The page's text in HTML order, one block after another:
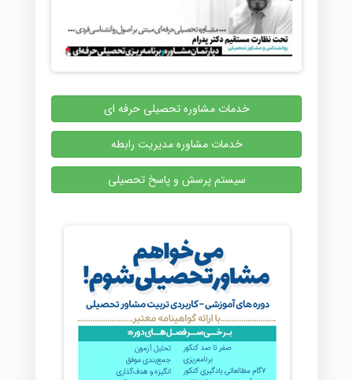
خدمات مشاوره تحصیلی حرفه ای
خدمات مشاوره مدیریت رابطه
سیستم پرسش و پاسخ تحصیلی